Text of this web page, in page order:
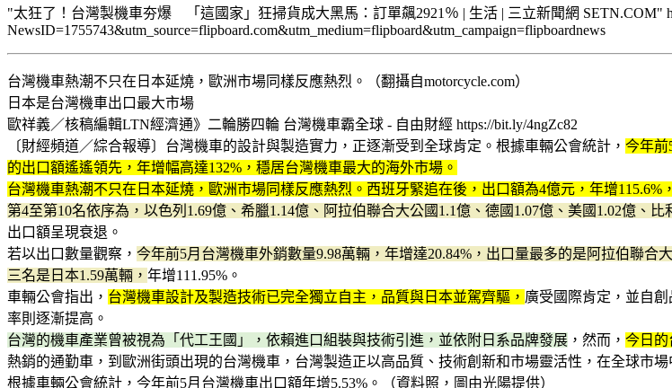
"太狂了！台灣製機車夯爆 「這國家」狂掃貨成大黑馬：訂單飆2921％ | 生活 | 三立新聞網 SETN.COM"
NewsID=1755743&utm_source=flipboard.com&utm_medium=flipboard&utm_campaign=flipboardnews
台灣機車熱潮不只在日本延燒，歐洲市場同樣反應熱烈。（翻攝自motorcycle.com）
日本是台灣機車出口最大市場
歐祥義／核稿編輯LTN經濟通》二輪勝四輪 台灣機車霸全球 - 自由財經 https://bit.ly/4ngZc82
〔財經頻道／綜合報導〕台灣機車的設計與製造實力，正逐漸受到全球肯定。根據車輛公會統計， 今年前
的出口額遙遙領先，年增幅高達132%，穩居台灣機車最大的海外市場。
台灣機車熱潮不只在日本延燒，歐洲市場同樣反應熱烈。西班牙緊追在後，出口額為4億元，年增115.6%
第4至第10名依序為，以色列1.69億、希臘1.14億、阿拉伯聯合大公國1.1億、德國1.07億、美國1.02億、比
出口額呈現衰退。
若以出口數量觀察， 今年前5月台灣機車外銷數量9.98萬輛，年增達20.84%，出口量最多的是阿拉伯聯合
三名是日本1.59萬輛， 年增111.95%。
車輛公會指出， 台灣機車設計及製造技術已完全獨立自主，品質與日本並駕齊驅， 廣受國際肯定，並自
率則逐漸提高。
台灣的機車產業曾被視為「代工王國」，依賴進口組裝與技術引進，並依附日系品牌發展 ，然而， 今日的
熱銷的通勤車，到歐洲街頭出現的台灣機車，台灣製造正以高品質、技術創新和市場靈活性，在全球市場
根據車輛公會統計，今年前5月台灣機車出口額年增5.53%。（資料照，圖由光陽提供）